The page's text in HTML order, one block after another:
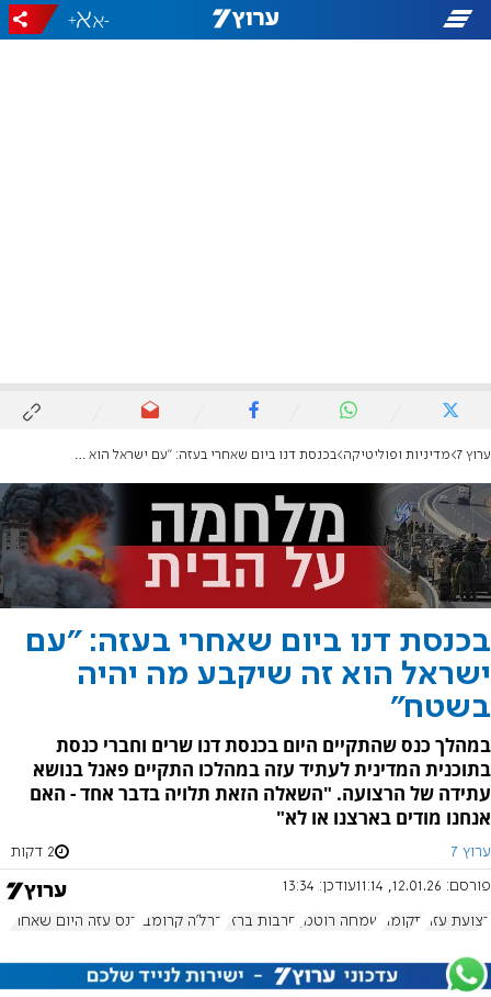
-
+
ערוץ 7 מדיניות ופוליטיקה בכנסת דנו ביום שאחרי בעזה: "עם ישראל הוא זה שיקבע מה יהיה בשטח"
בכנסת דנו ביום שאחרי בעזה: "עם
ישראל הוא זה שיקבע מה יהיה
בשטח"
במהלך כנס שהתקיים היום בכנסת דנו שרים וחברי כנסת
בתוכנית המדינית לעתיד עזה במהלכו התקיים פאנל בנושא
עתידה של הרצועה. "השאלה הזאת תלויה בדבר אחד - האם
אנחנו מודים בארצנו או לא"
ערוץ 7 2 דקות
פורסם: 12.01.26, 11:14 עודכן: 13:34
רצועת עזה תקומה שמחה רוטמן חרבות ברזל ברל׳ה קרומבי כנס עזה היום שאחרי